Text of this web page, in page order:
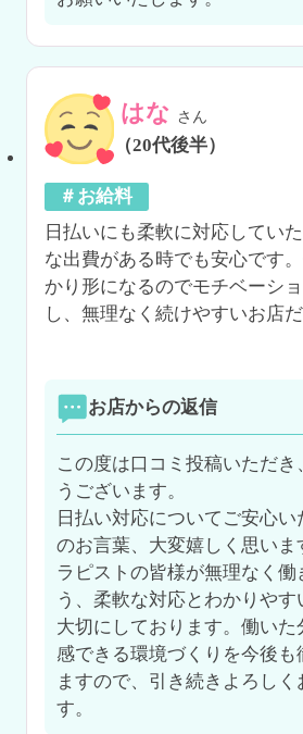
はな さん
（20代後半）
＃お給料
日払いにも柔軟に対応してい
な出費がある時でも安心です
かり形になるのでモチベーシ
し、無理なく続けやすいお店だ
お店からの返信
この度は口コミ投稿いただき
うございます。
日払い対応についてご安心い
のお言葉、大変嬉しく思いま
ラピストの皆様が無理なく働
う、柔軟な対応とわかりや
大切にしております。働いた
感できる環境づくりを今後も
ますので、引き続きよろしく
す。